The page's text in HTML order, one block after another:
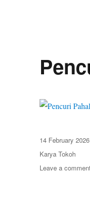
Posted
on
14 February 2026
Categories
Karya Tokoh
Leave a